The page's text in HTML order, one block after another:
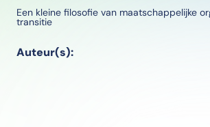
Een kleine filosofie van maatschappelijke
transitie
Auteur(s):